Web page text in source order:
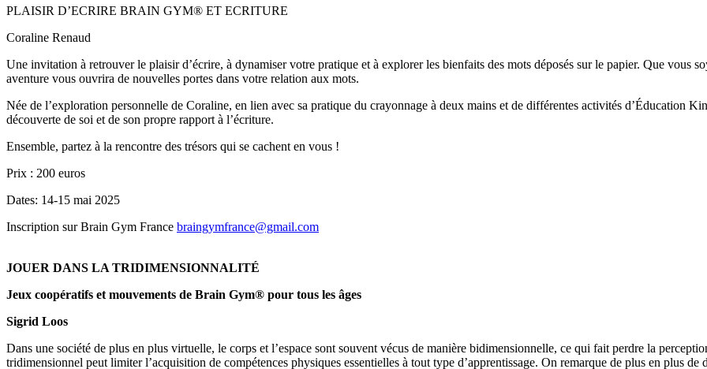
PLAISIR D’ECRIRE BRAIN GYM® ET ECRITURE
Coraline Renaud
Une invitation à retrouver le plaisir d’écrire, à dynamiser votre pratique et à explorer les bienfaits des mots déposés sur le papier. Que vous
aventure vous ouvrira de nouvelles portes dans votre relation aux mots.
Née de l’exploration personnelle de Coraline, en lien avec sa pratique du crayonnage à deux mains et de différentes activités d’Éducation
découverte de soi et de son propre rapport à l’écriture.
Ensemble, partez à la rencontre des trésors qui se cachent en vous !
Prix : 200 euros
Dates: 14-15 mai 2025
Inscription sur Brain Gym France braingymfrance@gmail.com
JOUER DANS LA TRIDIMENSIONNALITÉ
Jeux coopératifs et mouvements de Brain Gym® pour tous les âges
Sigrid Loos
Dans une société de plus en plus virtuelle, le corps et l’espace sont souvent vécus de manière bidimensionnelle, ce qui fait perdre la
tridimensionnel peut limiter l’acquisition de compétences physiques essentielles à tout type d’apprentissage. On remarque de plus en plus